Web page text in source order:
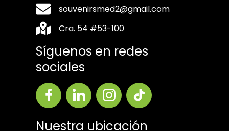
souvenirsmed2@gmail.com
Cra. 54 #53-100
Síguenos en redes
sociales
Nuestra ubicación